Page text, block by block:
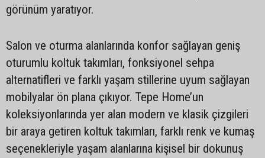
görünüm yaratıyor.
Salon ve oturma alanlarında konfor sağlayan geniş
oturumlu koltuk takımları, fonksiyonel sehpa
alternatifleri ve farklı yaşam stillerine uyum sağlayan
mobilyalar ön plana çıkıyor. Tepe Home’un
koleksiyonlarında yer alan modern ve klasik çizgileri
bir araya getiren koltuk takımları, farklı renk ve kumaş
seçenekleriyle yaşam alanlarına kişisel bir dokunuş